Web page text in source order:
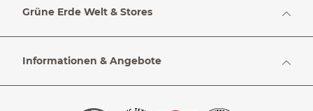
Grüne Erde Welt & Stores
Informationen & Angebote